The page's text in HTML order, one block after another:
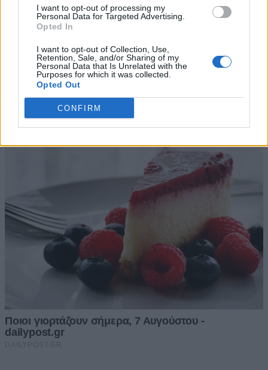
I want to opt-out of processing my
Personal Data for Targeted Advertising.
Opted In
I want to opt-out of Collection, Use,
Retention, Sale, and/or Sharing of my
Personal Data that Is Unrelated with the
Purposes for which it was collected.
Opted Out
CONFIRM